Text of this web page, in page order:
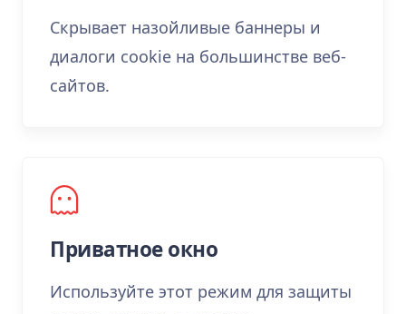
Скрывает назойливые баннеры и
диалоги cookie на большинстве веб-
сайтов.
Приватное окно
Используйте этот режим для защиты